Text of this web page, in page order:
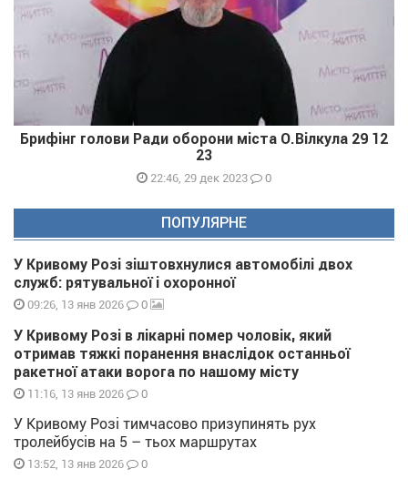
Брифінг голови Ради оборони міста О.Вілкула 29 12
23
22:46, 29 дек 2023 0
ПОПУЛЯРНЕ
У Кривому Розі зіштовхнулися автомобілі двох
служб: рятувальної і охоронної
09:26, 13 янв 2026 0
У Кривому Розі в лікарні помер чоловік, який
отримав тяжкі поранення внаслідок останньої
ракетної атаки ворога по нашому місту
11:16, 13 янв 2026 0
У Кривому Розі тимчасово призупинять рух
тролейбусів на 5 – тьох маршрутах
13:52, 13 янв 2026 0